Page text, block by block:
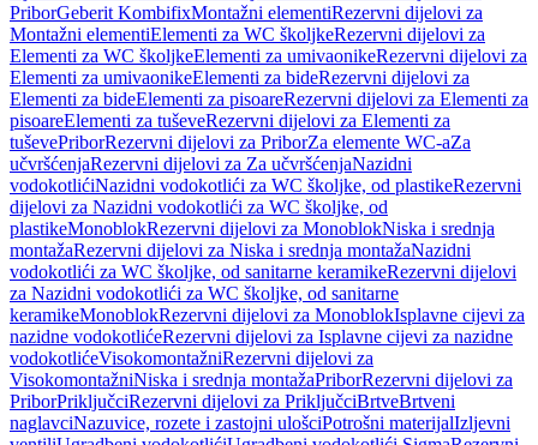
PriborGeberit KombifixMontažni elementiRezervni dijelovi za
Montažni elementiElementi za WC školjkeRezervni dijelovi za
Elementi za WC školjkeElementi za umivaonikeRezervni dijelovi za
Elementi za umivaonikeElementi za bideRezervni dijelovi za
Elementi za bideElementi za pisoareRezervni dijelovi za Elementi za
pisoareElementi za tuševeRezervni dijelovi za Elementi za
tuševePriborRezervni dijelovi za PriborZa elemente WC-aZa
učvršćenjaRezervni dijelovi za Za učvršćenjaNazidni
vodokotlićiNazidni vodokotlići za WC školjke, od plastikeRezervni
dijelovi za Nazidni vodokotlići za WC školjke, od
plastikeMonoblokRezervni dijelovi za MonoblokNiska i srednja
montažaRezervni dijelovi za Niska i srednja montažaNazidni
vodokotlići za WC školjke, od sanitarne keramikeRezervni dijelovi
za Nazidni vodokotlići za WC školjke, od sanitarne
keramikeMonoblokRezervni dijelovi za MonoblokIsplavne cijevi za
nazidne vodokotlićeRezervni dijelovi za Isplavne cijevi za nazidne
vodokotlićeVisokomontažniRezervni dijelovi za
VisokomontažniNiska i srednja montažaPriborRezervni dijelovi za
PriborPriključciRezervni dijelovi za PriključciBrtveBrtveni
naglavciNazuvice, rozete i zastojni ulošciPotrošni materijalIzljevni